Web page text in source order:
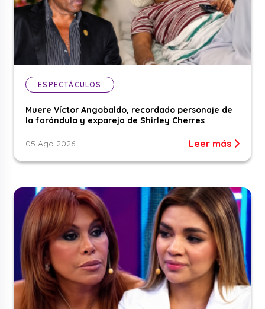
ESPECTÁCULOS
Muere Víctor Angobaldo, recordado personaje de
la farándula y expareja de Shirley Cherres
05 Ago 2026 Leer más